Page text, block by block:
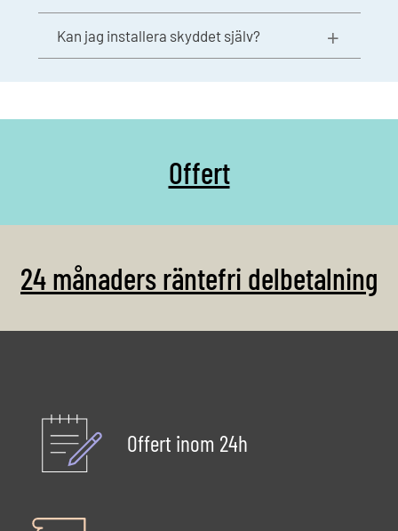
Kan jag installera skyddet själv?
Offert
24 månaders räntefri delbetalning
Offert inom 24h